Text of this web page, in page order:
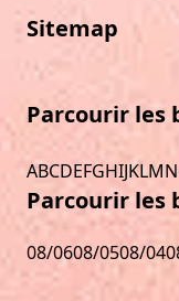
Sitemap
Parcourir les
ABCDEFGHIJKLMN
Parcourir les
08/0608/0508/04